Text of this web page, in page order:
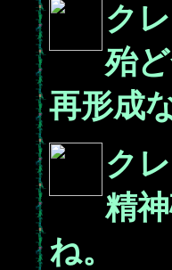
ク
殆
再形成
ク
精
ね。